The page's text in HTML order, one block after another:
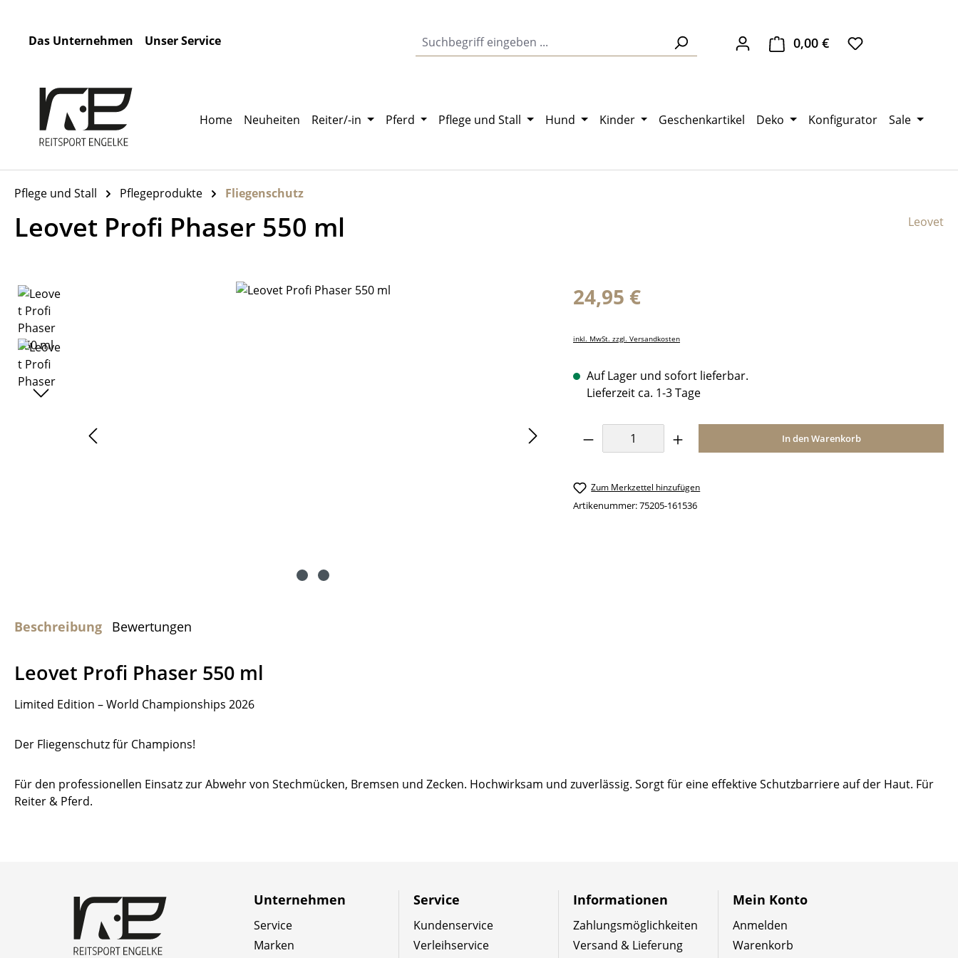
Das Unternehmen
Unser Service 0,00 €Warenkorb enthält 0
Home Neuheiten Reiter/-in Pferd Pflege und Stall Hund Kinder Geschenkartikel Deko Konfigurator Sale
Pflege und Stall Pflegeprodukte Fliegenschutz
Leovet Profi Phaser 550 ml Leovet
Bildergalerie überspringen Regulärer Preis:
24,95 €
inkl. MwSt. zzgl. Versandkosten
Auf Lager und sofort lieferbar.
Lieferzeit ca. 1-3 Tage
Produkt Anzahl: Gib den gewünschten Wert
In den Warenkorb
Zum Merkzettel hinzufügen
Artikenummer:75205-161536
Beschreibung Bewertungen
Leovet Profi Phaser 550 ml
Limited Edition – World Championships 2026
Der Fliegenschutz für Champions!
Für den professionellen Einsatz zur Abwehr von Stechmücken, Bremsen und Zecken. Hochwirksam und zuverlässig. Sorgt für eine effektive Schutzbarriere auf der Haut. Für
Reiter & Pferd.
Unternehmen
Service
Marken
Service
Kundenservice
Verleihservice
Informationen
Zahlungsmöglichkeiten
Versand & Lieferung
Mein Konto
Anmelden
Warenkorb